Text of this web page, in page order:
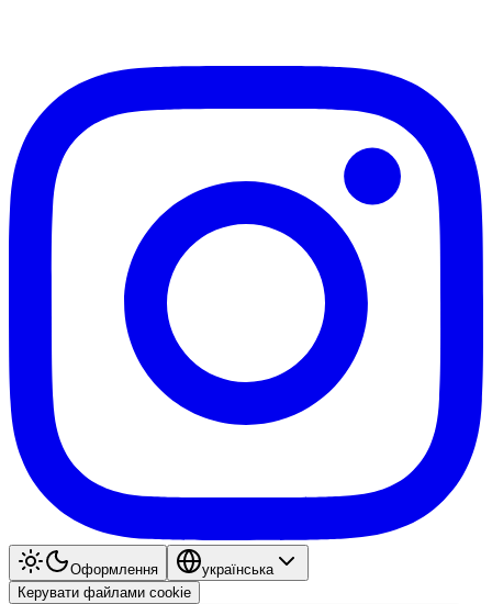
Оформлення
українська
Керувати файлами cookie